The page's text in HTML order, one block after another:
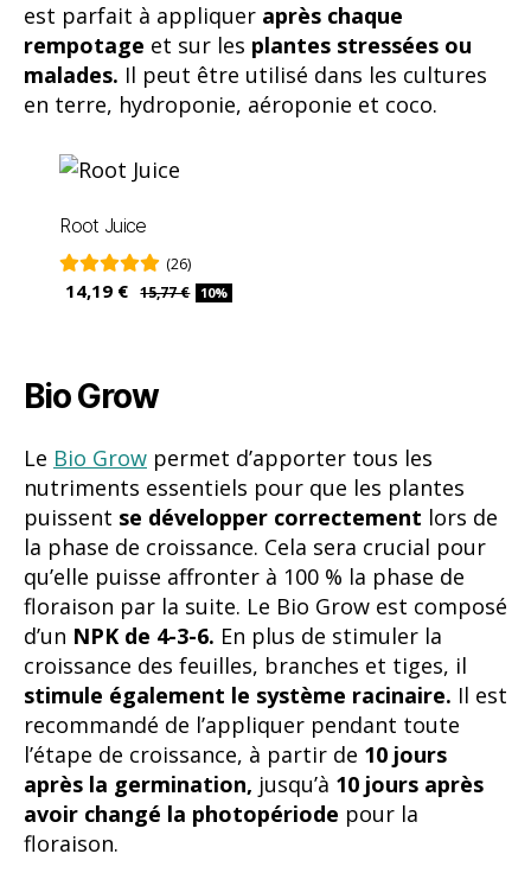
(26)
14,19 € 15,77 € 10%
Bio Grow
Bio Grow
nutriments essentiels pour que les plantes
puissent se développer correctement
floraison par la suite. Le Bio Grow est composé
d’un NPK de 4-3-6.
croissance des feuilles, branches et tiges, il
stimule également le système racinaire.
recommandé de l’appliquer pendant toute
l’étape de croissance, à partir de10 jours
après la germination, jusqu’à10 jours après
avoir changé la photopériodepour la
floraison.
Fish Mix
Il s’agit d’une excellente alternative pour tous
ceux en recherche d’un produit un peu original
pour stimuler la croissance. Le Fish Mix
produit élaboré